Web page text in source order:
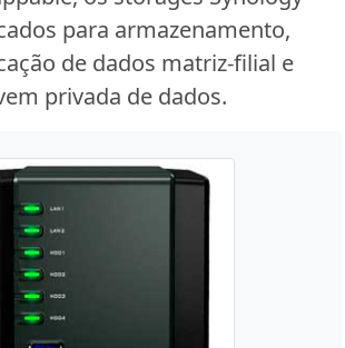
para armazenamento,
de dados matriz-filial e
privada de dados.